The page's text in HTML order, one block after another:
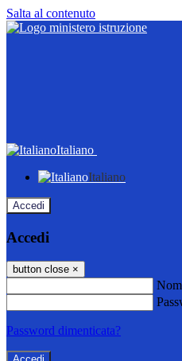
Salta al contenuto
Italiano
Italiano
Accedi
Accedi
button close ×
Password dimenticata?